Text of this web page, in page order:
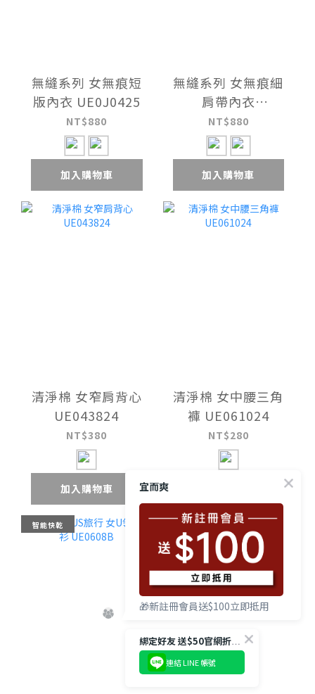
無縫系列 女無痕短
版內衣 UE0J0425
NT$880
加入購物車
無縫系列 女無痕細
肩帶內衣
UE0J0525
NT$880
加入購物車
清淨棉 女窄肩背心
UE043824
NT$380
加入購物車
清淨棉 女中腰三角
褲 UE061024
NT$280
智能快乾 任2件75折
宜而爽
🎁新註冊會員送$100立即抵用
綁定好友 送$50官網折扣碼
連結 LINE 帳號